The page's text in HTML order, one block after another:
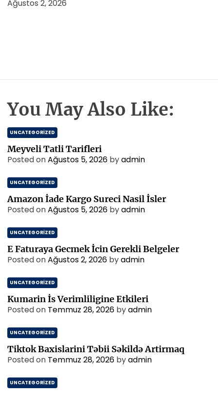
Ağustos 2, 2026
You May Also Like:
UNCATEGORIZED
Meyveli Tatli Tarifleri
Posted onAğustos 5, 2026 byadmin
UNCATEGORIZED
Amazon İade Kargo Sureci Nasil İsler
Posted onAğustos 5, 2026 byadmin
UNCATEGORIZED
E Faturaya Gecmek İcin Gerekli Belgeler
Posted onAğustos 2, 2026 byadmin
UNCATEGORIZED
Kumarin İs Verimliligine Etkileri
Posted on Temmuz 28, 2026 byadmin
UNCATEGORIZED
Tiktok Baxislarini Təbii Səkildə Artirmaq
Posted on Temmuz 28, 2026 byadmin
UNCATEGORIZED